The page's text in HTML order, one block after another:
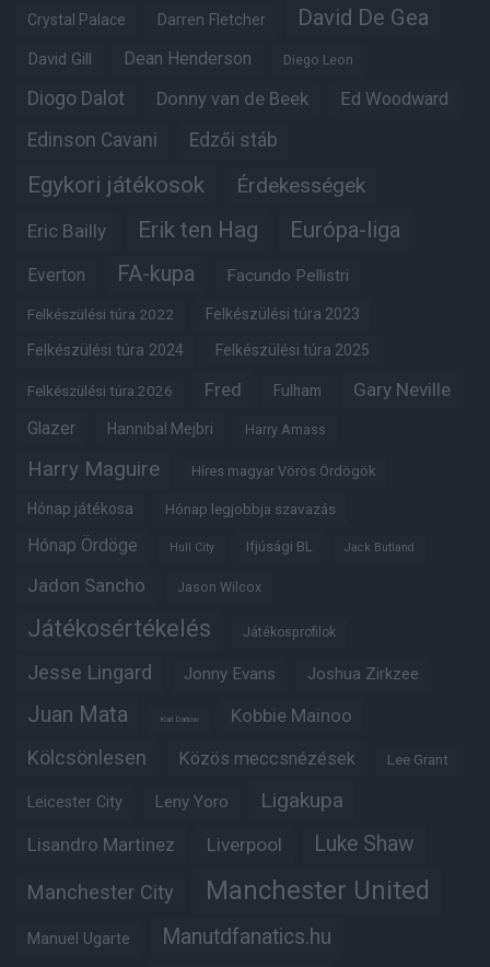
Crystal Palace Darren Fletcher David De Gea
David Gill Dean Henderson Diego Leon
Diogo Dalot Donny van de Beek Ed Woodward
Edinson Cavani Edzői stáb
Egykori játékosok Érdekességek
Eric Bailly Erik ten Hag Európa-liga
Everton FA-kupa Facundo Pellistri
Felkészülési túra 2022 Felkészülési túra 2023
Felkészülési túra 2024 Felkészülési túra 2025
Felkészülési túra 2026 Fred Fulham Gary Neville
Glazer Hannibal Mejbri Harry Amass
Harry Maguire Híres magyar Vörös Ördögök
Hónap játékosa Hónap legjobbja szavazás
Hónap Ördöge Hull City Ifjúsági BL Jack Butland
Jadon Sancho Jason Wilcox
Játékosértékelés Játékosprofilok
Jesse Lingard Jonny Evans Joshua Zirkzee
Juan Mata Karl Darlow Kobbie Mainoo
Kölcsönlesen Közös meccsnézések Lee Grant
Leicester City Leny Yoro Ligakupa
Lisandro Martinez Liverpool Luke Shaw
Manchester City Manchester United
Manuel Ugarte Manutdfanatics.hu